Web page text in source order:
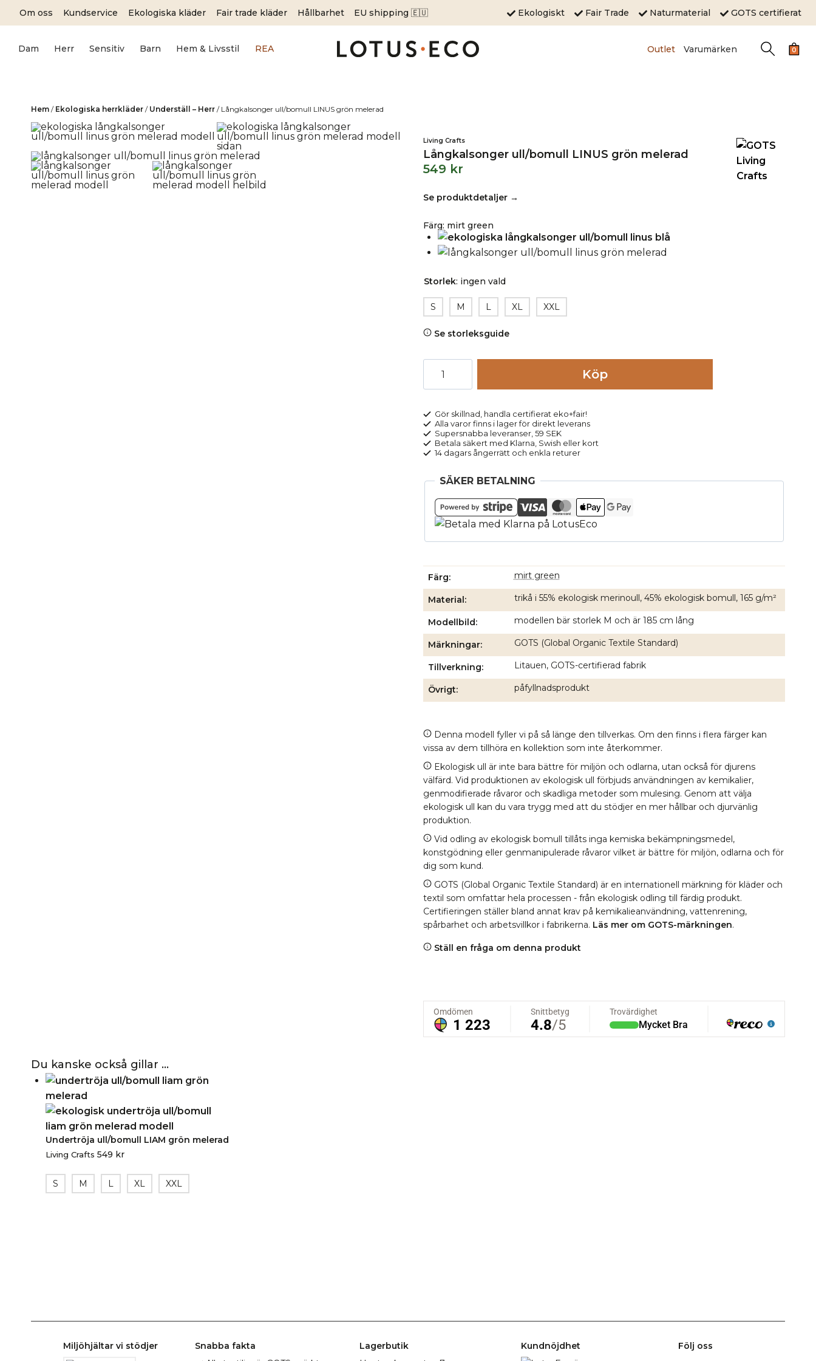
Om oss Kundservice Ekologiska kläder Fair trade kläder Hållbarhet EU shipping 🇪🇺 Ekologiskt Fair Trade Naturmaterial GOTS certifierat
Dam Herr Sensitiv Barn Hem & Livsstil REA Outlet Varumärken 0
Hem / Ekologiska herrkläder / Underställ – Herr / Långkalsonger ull/bomull LINUS grön melerad
Living Crafts
Långkalsonger ull/bomull LINUS grön melerad
549 kr
Se produktdetaljer →
Färg: mirt green
Storlek: ingen vald
S M L XL XXL
Se storleksguide
ull/bomull
grön
melerad
mängd
Köp
Gör skillnad, handla certifierat eko+fair!
Alla varor finns i lager för direkt leverans
Supersnabba leveranser, 59 SEK
Betala säkert med Klarna, Swish eller kort
14 dagars ångerrätt och enkla returer
SÄKER BETALNING
Färg mirt green
Material trikå i 55% ekologisk merinoull, 45% ekologisk bomull, 165 g/m²
Modellbild modellen bär storlek M och är 185 cm lång
Märkningar GOTS (Global Organic Textile Standard)
Tillverkning Litauen, GOTS-certifierad fabrik
Övrigt påfyllnadsprodukt
Denna modell fyller vi på så länge den tillverkas. Om den finns i flera färger kan
vissa av dem tillhöra en kollektion som inte återkommer.
Ekologisk ull är inte bara bättre för miljön och odlarna, utan också för djurens
välfärd. Vid produktionen av ekologisk ull förbjuds användningen av kemikalier,
genmodifierade råvaror och skadliga metoder som mulesing. Genom att välja
ekologisk ull kan du vara trygg med att du stödjer en mer hållbar och djurvänlig
produktion.
Vid odling av ekologisk bomull tillåts inga kemiska bekämpningsmedel,
konstgödning eller genmanipulerade råvaror vilket är bättre för miljön, odlarna och för
dig som kund.
GOTS (Global Organic Textile Standard) är en internationell märkning för kläder och
textil som omfattar hela processen - från ekologisk odling till färdig produkt.
Certifieringen ställer bland annat krav på kemikalieanvändning, vattenrening,
spårbarhet och arbetsvillkor i fabrikerna. Läs mer om GOTS-märkningen.
Ställ en fråga om denna produkt
Du kanske också gillar …
Undertröja ull/bomull LIAM grön melerad
Living Crafts 549 kr
S M L XL XXL
Miljöhjältar vi stödjer
Snabba fakta
Lagerbutik
Kundnöjdhet Följ oss